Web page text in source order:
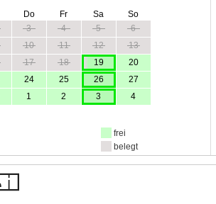
Do Fr Sa
So
3 4 5
6
10 11 12
13
17 18 19
20
24 25 26
27
1 2 3 4
frei
belegt